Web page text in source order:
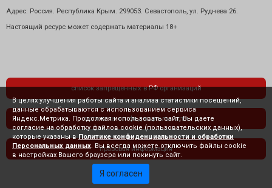
Адрес: Россия. Республика Крым. 299053. Севастополь, ул. Руднева 26.
Настоящий ресурс может содержать материалы 18+
список запрещенных в РФ организаций
политика конфиденциальности
правовая информация
В целях улучшения работы сайта и анализа статистики посещений,
данные обрабатываются с использованием сервиса
Яндекс.Метрика. Продолжая использовать сайт, Вы даете
согласие на обработку файлов cookie (пользовательских данных),
которые указаны в Политике конфиденциальности и обработки
Персональных данных . Вы всегда можете отключить файлы cookie
в настройках Вашего браузера или покинуть сайт.
Я согласен